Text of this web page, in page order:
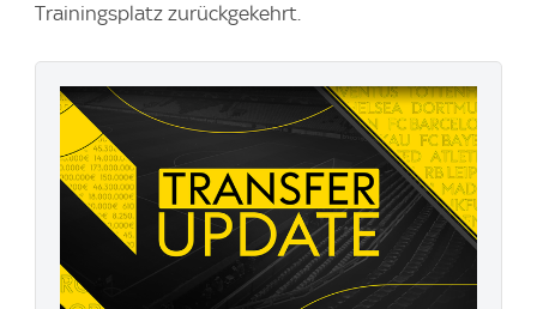
Trainingsplatz zurückgekehrt.